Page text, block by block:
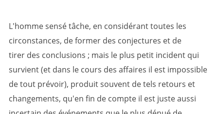
L'homme sensé tâche, en considérant toutes les
circonstances, de former des conjectures et de
tirer des conclusions ; mais le plus petit incident qui
survient (et dans le cours des affaires il est impossible
de tout prévoir), produit souvent de tels retours et
changements, qu'en fin de compte il est juste aussi